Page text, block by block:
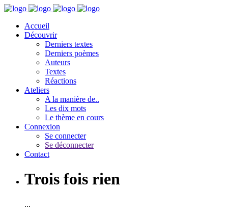
Accueil
Découvrir
Derniers textes
Derniers poèmes
Auteurs
Textes
Réactions
Ateliers
A la manière de..
Les dix mots
Le thème en cours
Connexion
Se connecter
Se déconnecter
Contact
Trois fois rien
...